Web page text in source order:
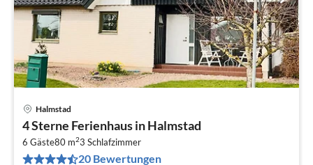
Halmstad
4 Sterne Ferienhaus in Halmstad
6 Gäste80 m23 Schlafzimmer
20 Bewertungen